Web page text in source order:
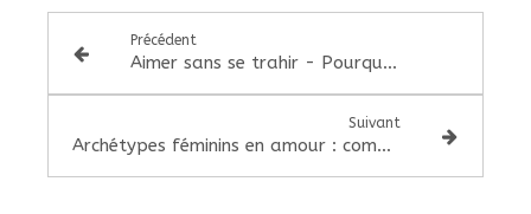
Précédent
Aimer sans se trahir - Pourquoi tant de femmes se perdent en amour
Suivant
Archétypes féminins en amour : comment devenir une femme souveraine